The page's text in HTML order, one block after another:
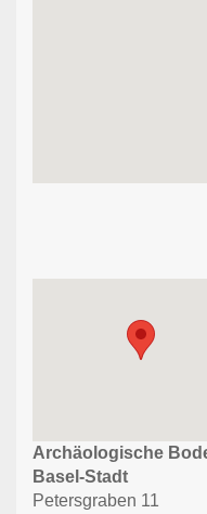
Archäologische
Basel-Stadt
Petersgraben 11